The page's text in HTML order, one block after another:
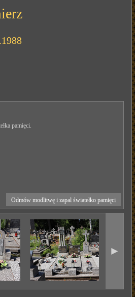
pamięci.
Odmów modlitwę i zapal światełko pamięci
►